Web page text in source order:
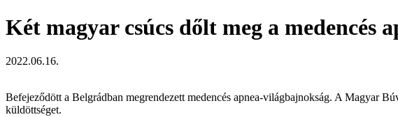
Két magyar csúcs dőlt meg a medencés
2022.06.16.
Befejeződött a Belgrádban megrendezett medencés apnea-világbajnokság. A Magyar
küldöttséget.